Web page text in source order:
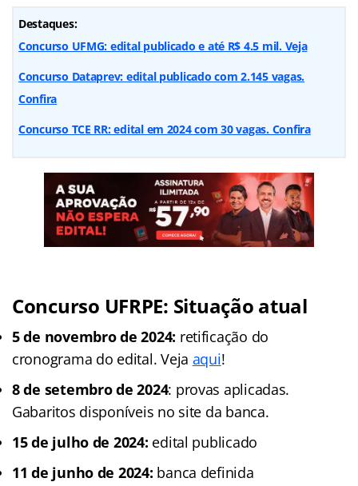
Destaques:
Concurso UFMG: edital publicado e até R$ 4.5 mil. Veja
Concurso Dataprev: edital publicado com 2.145 vagas.
Confira
Concurso TCE RR: edital em 2024 com 30 vagas. Confira
Concurso UFRPE: Situação atual
5 de novembro de 2024: retificação do
cronograma do edital. Veja aqui!
8 de setembro de 2024: provas aplicadas.
Gabaritos disponíveis no site da banca.
15 de julho de 2024: edital publicado
11 de junho de 2024: banca definida